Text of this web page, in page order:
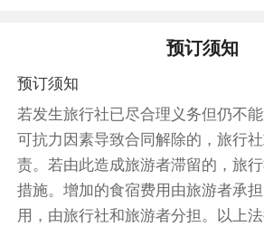
餐饮
早餐：
中餐：
晚餐：
住宿
第9天 波士顿：公共图书馆-麻省
教堂-唐人街-自由之路-昆西（含中文
限10小时）
预订须知
预订须知
若发生旅行社已尽合理义务但仍不
可抗力因素导致合同解除的，旅行
责。若由此造成旅游者滞留的，旅
措施。增加的食宿费用由旅游者承
用，由旅行社和旅游者分担。以上